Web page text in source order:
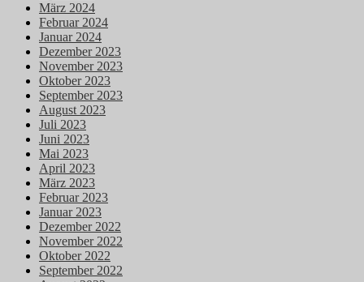
März 2024
Februar 2024
Januar 2024
Dezember 2023
November 2023
Oktober 2023
September 2023
August 2023
Juli 2023
Juni 2023
Mai 2023
April 2023
März 2023
Februar 2023
Januar 2023
Dezember 2022
November 2022
Oktober 2022
September 2022